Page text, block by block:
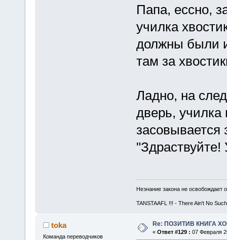
Папа, ессно,
училка
должны были
там за
Ладно, на
дверь, училка
засовывается
Незнание закона не освобождает
TANSTAAFL !!! - There Ain't No
toka
Команда переводчиков
Re: ПОЗИТИВ КНИГА
« Ответ #129 : 07 Февраля